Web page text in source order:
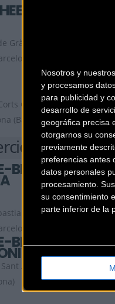
Nosotros y
y procesamos
para publicidad y
desarrollo de
geográfica precisa
otorgarnos su
previamente
preferencias antes
datos personales
procesamiento.
su consentimiento
parte inferior de la
Gràcia,
Catalanes, 452,
(Barcelona)
BIKES
Bach
BIKES
DE
Sant Antoni de